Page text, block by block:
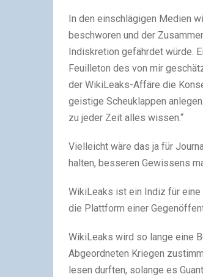
In den einschlägigen Medien
beschworen und der
Indiskretion gefährdet würde.
Feuilleton des von mir
der WikiLeaks-Affäre die
geistige Scheuklappen
zu jeder Zeit alles wissen.“
Vielleicht wäre das ja für
halten, besseren Gewissens
WikiLeaks ist ein Indiz für
die Plattform einer
WikiLeaks wird so lange eine
Abgeordneten Kriegen
lesen durften, solange es